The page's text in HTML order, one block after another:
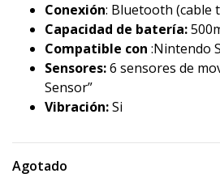
Conexión: Bluetooth (cable
Capacidad de batería:
Compatible con :Nintendo
Sensores:6 sensores de
Sensor”
Vibración:Si
Agotado